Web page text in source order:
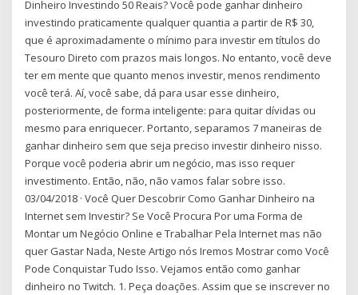
Dinheiro Investindo 50 Reais? Você pode ganhar dinheiro
investindo praticamente qualquer quantia a partir de R$ 30,
que é aproximadamente o mínimo para investir em títulos do
Tesouro Direto com prazos mais longos. No entanto, você deve
ter em mente que quanto menos investir, menos rendimento
você terá. Aí, você sabe, dá para usar esse dinheiro,
posteriormente, de forma inteligente: para quitar dívidas ou
mesmo para enriquecer. Portanto, separamos 7 maneiras de
ganhar dinheiro sem que seja preciso investir dinheiro nisso.
Porque você poderia abrir um negócio, mas isso requer
investimento. Então, não, não vamos falar sobre isso.
03/04/2018 · Você Quer Descobrir Como Ganhar Dinheiro na
Internet sem Investir? Se Você Procura Por uma Forma de
Montar um Negócio Online e Trabalhar Pela Internet mas não
quer Gastar Nada, Neste Artigo nós Iremos Mostrar como Você
Pode Conquistar Tudo Isso. Vejamos então como ganhar
dinheiro no Twitch. 1. Peça doações. Assim que se inscrever no